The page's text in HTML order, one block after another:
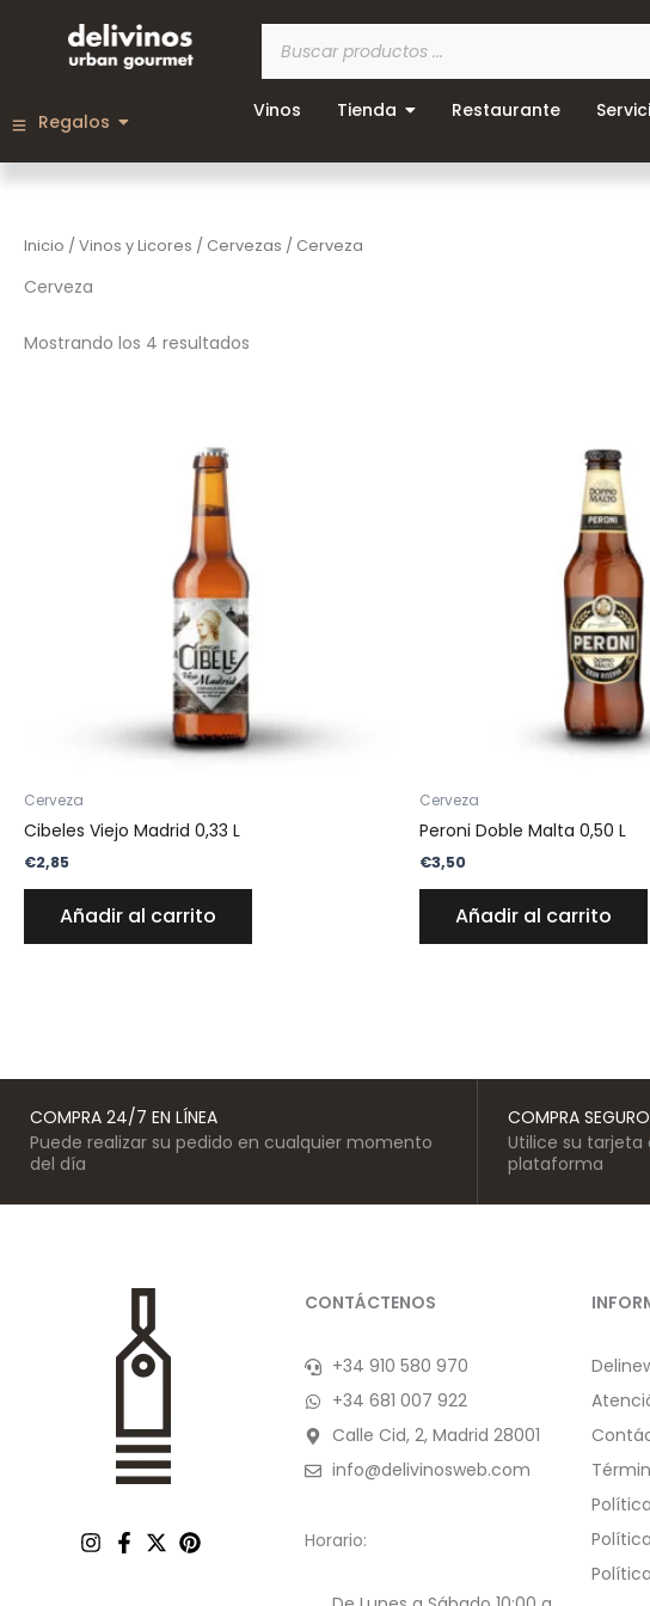
contenido
de
productos
Regalos
Vinos Tienda Restaurante
Inicio /Vinos y Licores / Cervezas / Cerveza
Cerveza
Mostrando los 4 resultados
Cerveza
Cibeles Viejo Madrid 0,33 L
€2,85
Añadir al carrito
Cerveza
Peroni Doble Malta 0,50 L
€3,50
Añadir al carrito
COMPRA 24/7 EN LÍNEA
Puede realizar su pedido en cualquier momento
del día
COMPRA SEGURO
Utilice su
plataforma
CONTÁCTENOS
+34 910 580 970
+34 681 007 922
Calle Cid, 2, Madrid 28001
info@delivinosweb.com
Horario: